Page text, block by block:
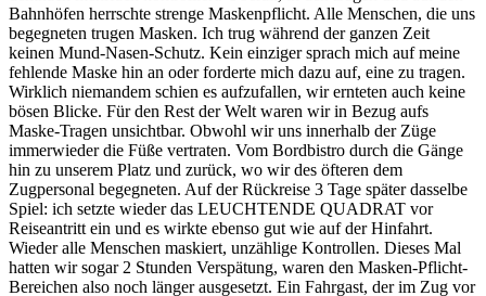
Bahnhöfen herrschte strenge Maskenpflicht. Alle Menschen, die uns
begegneten trugen Masken. Ich trug während der ganzen Zeit
keinen Mund-Nasen-Schutz. Kein einziger sprach mich auf meine
fehlende Maske hin an oder forderte mich dazu auf, eine zu tragen.
Wirklich niemandem schien es aufzufallen, wir ernteten auch keine
bösen Blicke. Für den Rest der Welt waren wir in Bezug aufs
Maske-Tragen unsichtbar. Obwohl wir uns innerhalb der Züge
immerwieder die Füße vertraten. Vom Bordbistro durch die Gänge
hin zu unserem Platz und zurück, wo wir des öfteren dem
Zugpersonal begegneten. Auf der Rückreise 3 Tage später dasselbe
Spiel: ich setzte wieder das LEUCHTENDE QUADRAT vor
Reiseantritt ein und es wirkte ebenso gut wie auf der Hinfahrt.
Wieder alle Menschen maskiert, unzählige Kontrollen. Dieses Mal
hatten wir sogar 2 Stunden Verspätung, waren den Masken-Pflicht-
Bereichen also noch länger ausgesetzt. Ein Fahrgast, der im Zug vor